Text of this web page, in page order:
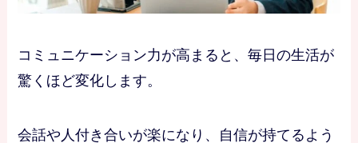
コミュニケーション力が高まると、毎日の生活が
驚くほど変化します。
会話や人付き合いが楽になり、自信が持てるよう